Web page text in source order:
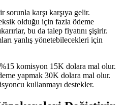
sorunla karşı karşıya gelir.
olduğu için fazla ödeme
bu da talep fiyatını şişirir.
yanlış yönetebilecekleri için
komisyon 15K dolara mal olur.
yapmak 30K dolara mal olur.
kullanmayı destekler.